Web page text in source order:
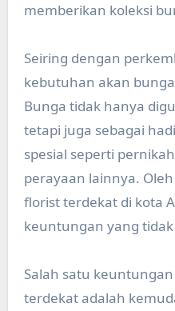
memberikan koleksi
Seiring dengan
kebutuhan akan
Bunga tidak hanya
tetapi juga sebagai
spesial seperti
perayaan lainnya.
florist terdekat di kota
keuntungan yang
Salah satu
terdekat adalah